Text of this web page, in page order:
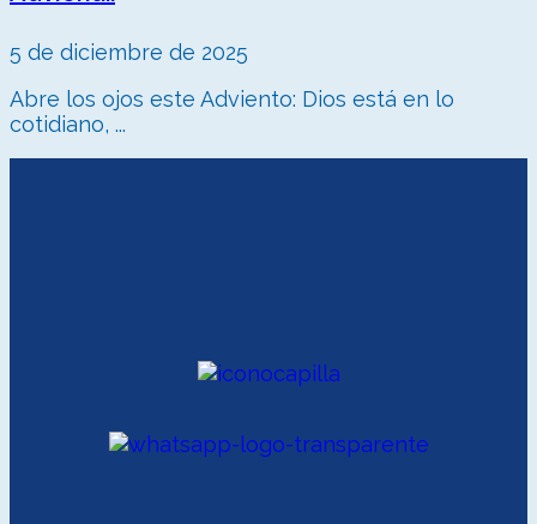
5 de diciembre de 2025
Abre los ojos este Adviento: Dios está en lo
cotidiano, ...